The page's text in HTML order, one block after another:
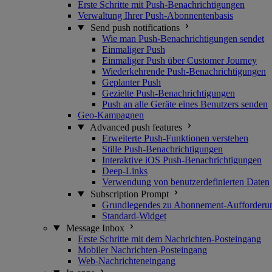
Erste Schritte mit Push-Benachrichtigungen
Verwaltung Ihrer Push-Abonnentenbasis
Send push notifications
Wie man Push-Benachrichtigungen sendet
Einmaliger Push
Einmaliger Push über Customer Journey
Wiederkehrende Push-Benachrichtigungen
Geplanter Push
Gezielte Push-Benachrichtigungen
Push an alle Geräte eines Benutzers senden
Geo-Kampagnen
Advanced push features
Erweiterte Push-Funktionen verstehen
Stille Push-Benachrichtigungen
Interaktive iOS Push-Benachrichtigungen
Deep-Links
Verwendung von benutzerdefinierten Daten
Subscription Prompt
Grundlegendes zu Abonnement-
Standard-Widget
Message Inbox
Erste Schritte mit dem Nachrichten-Posteingang
Mobiler Nachrichten-Posteingang
Web-Nachrichteneingang